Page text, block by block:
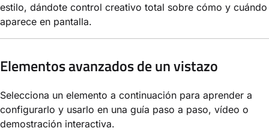
estilo, dándote control creativo total sobre cómo y cuándo
aparece en pantalla.
Elementos avanzados de un vistazo
Selecciona un elemento a continuación para aprender a
configurarlo y usarlo en una guía paso a paso, vídeo o
demostración interactiva.